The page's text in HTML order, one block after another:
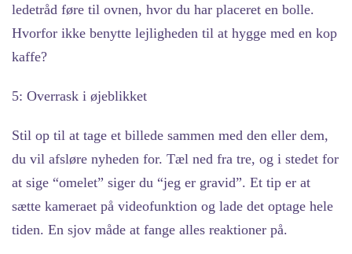
ledetråd føre til ovnen, hvor du har placeret en bolle.
Hvorfor ikke benytte lejligheden til at hygge med en kop
kaffe?
5: Overrask i øjeblikket
Stil op til at tage et billede sammen med den eller dem,
du vil afsløre nyheden for. Tæl ned fra tre, og i stedet for
at sige “omelet” siger du “jeg er gravid”. Et tip er at
sætte kameraet på videofunktion og lade det optage hele
tiden. En sjov måde at fange alles reaktioner på.